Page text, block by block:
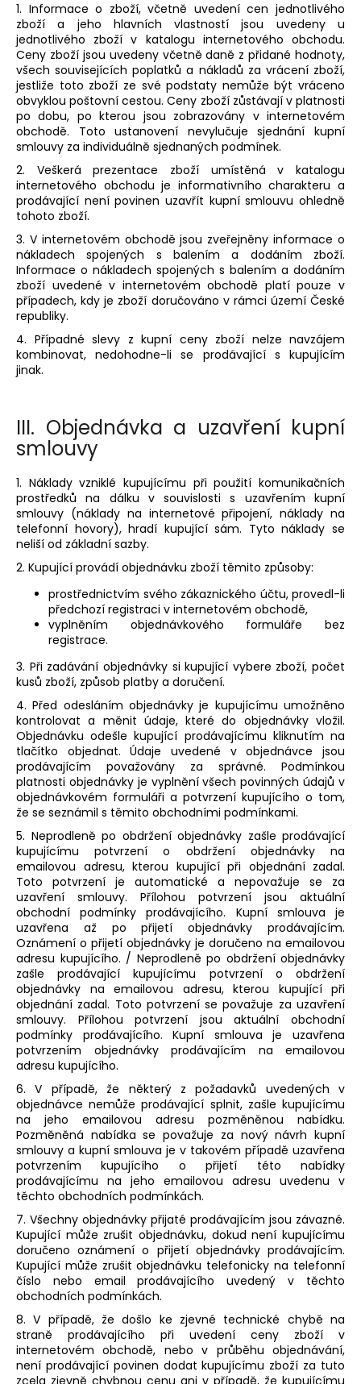
1. Informace o zboží, včetně uvedení cen jednotlivého
zboží a jeho hlavních vlastností jsou uvedeny u
jednotlivého zboží v katalogu internetového obchodu.
Ceny zboží jsou uvedeny včetně daně z přidané hodnoty,
všech souvisejících poplatků a nákladů za vrácení zboží,
jestliže toto zboží ze své podstaty nemůže být vráceno
obvyklou poštovní cestou. Ceny zboží zůstávají v platnosti
po dobu, po kterou jsou zobrazovány v internetovém
obchodě. Toto ustanovení nevylučuje sjednání kupní
smlouvy za individuálně sjednaných podmínek.
2. Veškerá prezentace zboží umístěná v katalogu
internetového obchodu je informativního charakteru a
prodávající není povinen uzavřít kupní smlouvu ohledně
tohoto zboží.
3. V internetovém obchodě jsou zveřejněny informace o
nákladech spojených s balením a dodáním zboží.
Informace o nákladech spojených s balením a dodáním
zboží uvedené v internetovém obchodě platí pouze v
případech, kdy je zboží doručováno v rámci území České
republiky.
4. Případné slevy z kupní ceny zboží nelze navzájem
kombinovat, nedohodne-li se prodávající s kupujícím
jinak.
III. Objednávka a uzavření kupní
smlouvy
1. Náklady vzniklé kupujícímu při použití komunikačních
prostředků na dálku v souvislosti s uzavřením kupní
smlouvy (náklady na internetové připojení, náklady na
telefonní hovory), hradí kupující sám. Tyto náklady se
neliší od základní sazby.
2. Kupující provádí objednávku zboží těmito způsoby:
prostřednictvím svého zákaznického účtu, provedl-li
předchozí registraci v internetovém obchodě,
vyplněním objednávkového formuláře bez
registrace.
3. Při zadávání objednávky si kupující vybere zboží, počet
kusů zboží, způsob platby a doručení.
4. Před odesláním objednávky je kupujícímu umožněno
kontrolovat a měnit údaje, které do objednávky vložil.
Objednávku odešle kupující prodávajícímu kliknutím na
tlačítko objednat. Údaje uvedené v objednávce jsou
prodávajícím považovány za správné. Podmínkou
platnosti objednávky je vyplnění všech povinných údajů v
objednávkovém formuláři a potvrzení kupujícího o tom,
že se seznámil s těmito obchodními podmínkami.
5. Neprodleně po obdržení objednávky zašle prodávající
kupujícímu potvrzení o obdržení objednávky na
emailovou adresu, kterou kupující při objednání zadal.
Toto potvrzení je automatické a nepovažuje se za
uzavření smlouvy. Přílohou potvrzení jsou aktuální
obchodní podmínky prodávajícího. Kupní smlouva je
uzavřena až po přijetí objednávky prodávajícím.
Oznámení o přijetí objednávky je doručeno na emailovou
adresu kupujícího. / Neprodleně po obdržení objednávky
zašle prodávající kupujícímu potvrzení o obdržení
objednávky na emailovou adresu, kterou kupující při
objednání zadal. Toto potvrzení se považuje za uzavření
smlouvy. Přílohou potvrzení jsou aktuální obchodní
podmínky prodávajícího. Kupní smlouva je uzavřena
potvrzením objednávky prodávajícím na emailovou
adresu kupujícího.
6. V případě, že některý z požadavků uvedených v
objednávce nemůže prodávající splnit, zašle kupujícímu
na jeho emailovou adresu pozměněnou nabídku.
Pozměněná nabídka se považuje za nový návrh kupní
smlouvy a kupní smlouva je v takovém případě uzavřena
potvrzením kupujícího o přijetí této nabídky
prodávajícímu na jeho emailovou adresu uvedenu v
těchto obchodních podmínkách.
7. Všechny objednávky přijaté prodávajícím jsou závazné.
Kupující může zrušit objednávku, dokud není kupujícímu
doručeno oznámení o přijetí objednávky prodávajícím.
Kupující může zrušit objednávku telefonicky na telefonní
číslo nebo email prodávajícího uvedený v těchto
obchodních podmínkách.
8. V případě, že došlo ke zjevné technické chybě na
straně prodávajícího při uvedení ceny zboží v
internetovém obchodě, nebo v průběhu objednávání,
není prodávající povinen dodat kupujícímu zboží za tuto
zcela zjevně chybnou cenu ani v případě, že kupujícímu
m
e
ŠATY
S
VOLÁNEM
-
MÁMENÍ
1
999
Kč